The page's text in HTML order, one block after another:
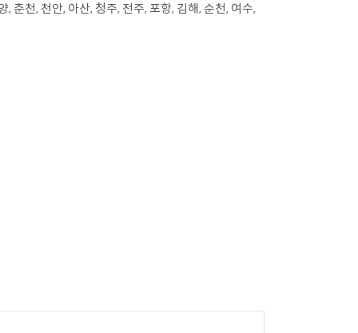
춘천, 천안, 아산, 청주, 전주, 포항, 김해, 순천, 여수,